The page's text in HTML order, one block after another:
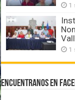
1
1
Encuentranos en